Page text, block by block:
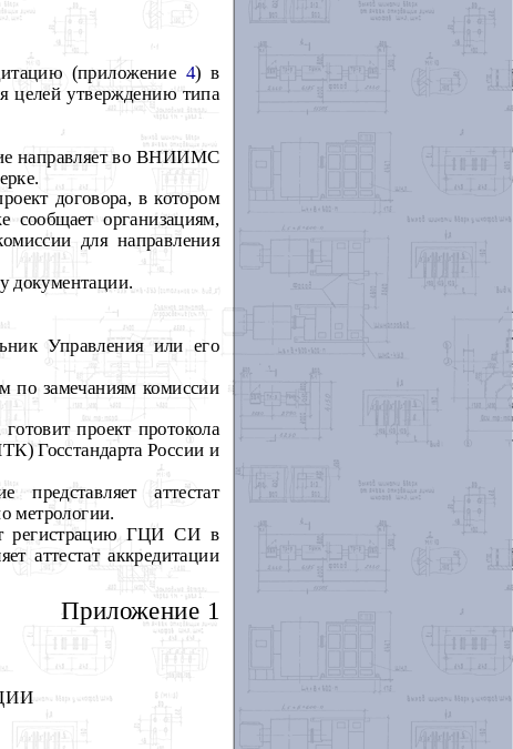
(приложение 4) в
целей утверждению типа
направляет во ВНИИМС
договора, в котором
сообщает организациям,
для направления
документации.
Управления или его
по замечаниям комиссии
проект протокола
Госстандарта России и
аттестат
метрологии.
регистрацию ГЦИ СИ в
аттестат аккредитации
Приложение 1